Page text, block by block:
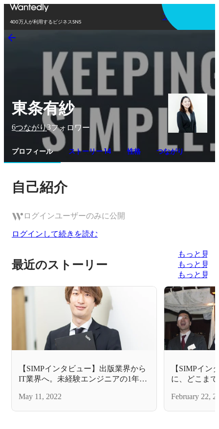
400万人が利用するビジネスSNS
アプリを使う
東条有紗
6つながり3フォロワー
プロフィール ストーリー 14 性格 つながり
自己紹介
ログインユーザーのみに公開
ログインして続きを読む
最近のストーリー
もっと見る
もっと見る
もっと見る
【SIMPインタビュー】出版業界から
IT業界へ。未経験エンジニアの1年
May 11, 2022
【SIMPイン
に、どこま
February 22,